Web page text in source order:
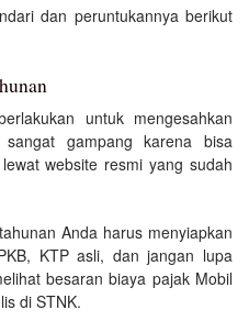
dan peruntukannya berikut
untuk mengesahkan
sangat gampang karena bisa
website resmi yang sudah
Anda harus menyiapkan
KTP asli, dan jangan lupa
besaran biaya pajak Mobil
di STNK.